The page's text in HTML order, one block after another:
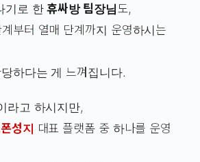
기로 한휴싸방 팀장님도,
부터 열매 단계까지 운영하시는
하다는 게 느껴집니다.
라고 하시지만,
성지 대표 플랫폼 중 하나를 운영